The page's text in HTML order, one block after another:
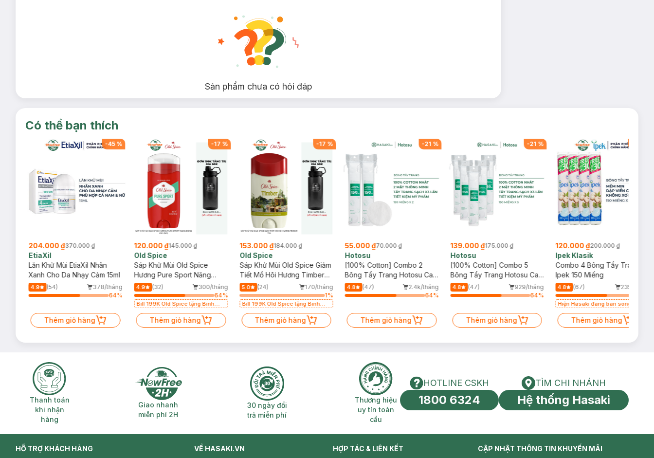
Sản phẩm chưa có hỏi đáp
Có thể bạn thích
-45%
204.000 ₫370.000 ₫
EtiaXil
Lăn Khử Mùi EtiaXil Nhãn
Xanh Cho Da Nhạy Cảm 15ml
4.9 (54)
378/tháng
64%
Thêm giỏ hàng
-17 %
120.000 ₫145.000 ₫
Old Spice
Sáp Khử Mùi Old Spice
Hương Pure Sport Năng
Động 85g (Đỏ)
4.9 (32)
300/tháng
64%
Bill 199K Old Spice tặng Bình
Nước 1100ml trị giá 50K (SL có
hạn)
Thêm giỏ hàng
-17 %
153.000 ₫184.000 ₫
Old Spice
Sáp Khử Mùi Old Spice Giảm
Tiết Mồ Hôi Hương Timber
73g
5.0 (24)
170/tháng
1%
Bill 199K Old Spice tặng Bình
Nước 1100ml trị giá 50K (SL có
hạn)
Thêm giỏ hàng
-21 %
55.000 ₫70.000 ₫
Hotosu
[100% Cotton] Combo 2
Bông Tẩy Trang Hotosu Cao
Cấp 150 Miếng
4.8 (47)
2.4k/tháng
64%
Thêm giỏ hàng
-21 %
139.000 ₫175.000 ₫
Hotosu
[100% Cotton] Combo 5
Bông Tẩy Trang Hotosu Cao
Cấp 150 Miếng
4.8 (47)
929/tháng
64%
Thêm giỏ hàng
120.000 ₫200.000 ₫
Ipek Klasik
Combo 4 Bông Tẩy Trang
Ipek 150 Miếng
4.8 (67)
235/tháng
Hiện Hasaki đang bán song song
2 mẫu cũ - mới
Thêm giỏ hàng
Thanh toán khi nhận hàng
Thanh toán
khi nhận
hàng
Giao nhanh miễn phí 2H
Giao nhanh
miễn phí 2H
30 ngày đổi trả miễn phí
30 ngày đổi
trả miễn phí
Thương hiệu uy tín toàn cầu
Thương hiệu
uy tín toàn
cầu
HOTLINE CSKH
HOTLINE CSKH
1800 6324
Tìm chi nhánh
TÌM CHI NHÁNH
Hệ thống Hasaki
HỖ TRỢ KHÁCH HÀNG VỀ HASAKI.VN HỢP TÁC & LIÊN KẾT CẬP NHẬT THÔNG TIN KHUYẾN MÃI